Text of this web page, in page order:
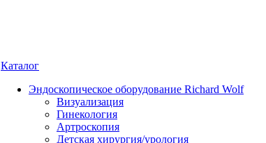
Каталог
Эндоскопическое оборудование Richard Wolf
Визуализация
Гинекология
Артроскопия
Детская хирургия/урология